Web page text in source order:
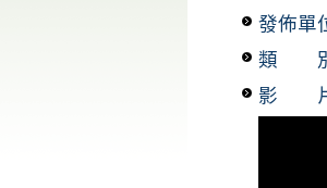
發佈單
類 別
影 片